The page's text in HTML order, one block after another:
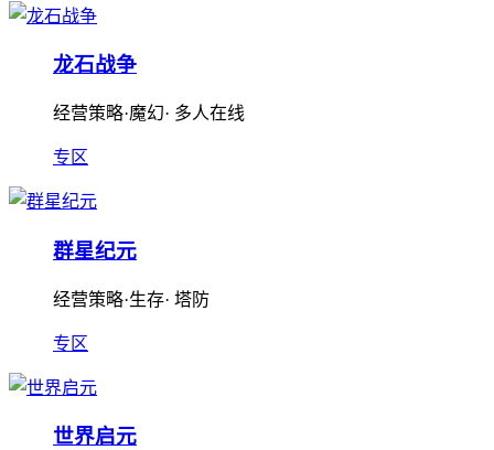
龙石战争
经营策略·魔幻· 多人在线
专区
群星纪元
经营策略·生存· 塔防
专区
世界启元